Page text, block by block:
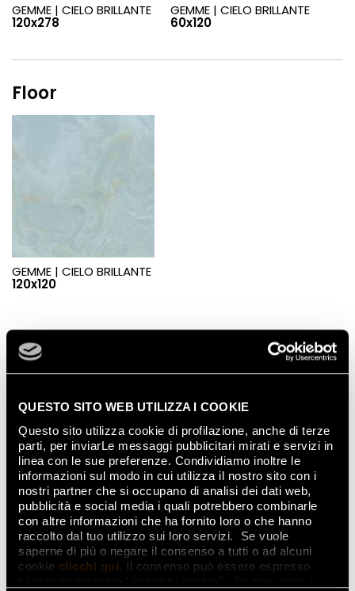
QUESTO SITO WEB UTILIZZA I COOKIE
Questo sito utilizza cookie di profilazione, anche di terze
parti, per inviarLe messaggi pubblicitari mirati e servizi in
linea con le sue preferenze. Condividiamo inoltre le
informazioni sul modo in cui utilizza il nostro sito con i
nostri partner che si occupano di analisi dei dati web,
pubblicità e social media i quali potrebbero combinarle
con altre informazioni che ha fornito loro o che hanno
raccolto dal tuo utilizzo sui loro servizi. Se vuole
saperne di più o negare il consenso a tutti o ad alcuni
cookie clicchi qui. Il consenso può essere espresso
GEMME | CIELO BRILLANTE
120x278
GEMME | CIELO BRILLANTE
60x120
Floor
GEMME | CIELO BRILLANTE
120x120
Completed projects
SHOW ALL